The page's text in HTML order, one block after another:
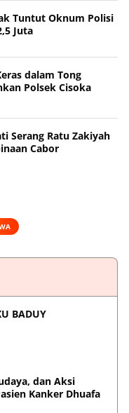
Tuntut Oknum Polisi
Juta
dalam Tong
Polsek Cisoka
Serang Ratu Zakiyah
Cabor
BADUY
dan Aksi
Kanker Dhuafa